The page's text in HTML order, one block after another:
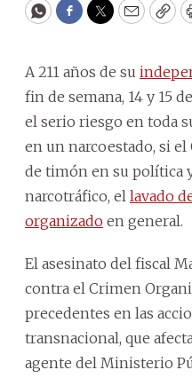
WhatsApp
Facebook
Twitter
Email
A 211 años de su
fin de semana, 14 y 15
el serio riesgo en toda
en un narcoestado, si
de timón en su política
narcotráfico, el lavado
organizado en general.
El asesinato del fiscal
contra el Crimen
precedentes en las
transnacional, que
agente del Ministerio